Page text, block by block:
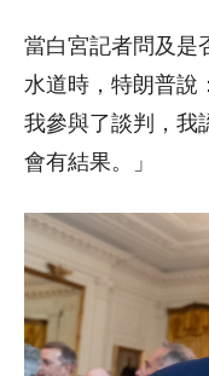
當白宮記者問及是
水道時，特朗普說
我參與了談判，我
會有結果。」